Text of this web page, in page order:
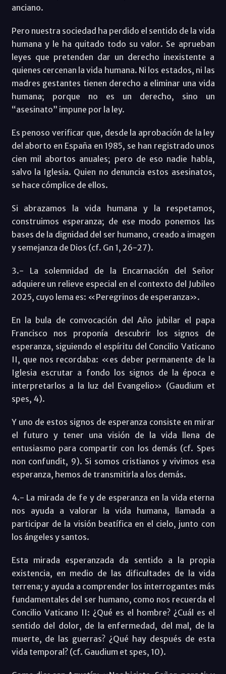
anciano.
Pero nuestra sociedad ha perdido el sentido de la vida
humana y le ha quitado todo su valor. Se aprueban
leyes que pretenden dar un derecho inexistente a
quienes cercenan la vida humana. Ni los estados, ni las
madres gestantes tienen derecho a eliminar una vida
humana; porque no es un derecho, sino un
“asesinato” impune por la ley.
Es penoso verificar que, desde la aprobación de la ley
del aborto en España en 1985, se han registrado unos
cien mil abortos anuales; pero de eso nadie habla,
salvo la Iglesia. Quien no denuncia estos asesinatos,
se hace cómplice de ellos.
Si abrazamos la vida humana y la respetamos,
construimos esperanza; de ese modo ponemos las
bases de la dignidad del ser humano, creado a imagen
y semejanza de Dios (cf. Gn 1, 26-27).
3.- La solemnidad de la Encarnación del Señor
adquiere un relieve especial en el contexto del Jubileo
2025, cuyo lema es: «Peregrinos de esperanza».
En la bula de convocación del Año jubilar el papa
Francisco nos proponía descubrir los signos de
esperanza, siguiendo el espíritu del Concilio Vaticano
II, que nos recordaba: «es deber permanente de la
Iglesia escrutar a fondo los signos de la época e
interpretarlos a la luz del Evangelio» (Gaudium et
spes, 4).
Y uno de estos signos de esperanza consiste en mirar
el futuro y tener una visión de la vida llena de
entusiasmo para compartir con los demás (cf. Spes
non confundit, 9). Si somos cristianos y vivimos esa
esperanza, hemos de transmitirla a los demás.
4.- La mirada de fe y de esperanza en la vida eterna
nos ayuda a valorar la vida humana, llamada a
participar de la visión beatífica en el cielo, junto con
los ángeles y santos.
Esta mirada esperanzada da sentido a la propia
existencia, en medio de las dificultades de la vida
terrena; y ayuda a comprender los interrogantes más
fundamentales del ser humano, como nos recuerda el
Concilio Vaticano II: ¿Qué es el hombre? ¿Cuál es el
sentido del dolor, de la enfermedad, del mal, de la
muerte, de las guerras? ¿Qué hay después de esta
vida temporal? (cf. Gaudium et spes, 10).